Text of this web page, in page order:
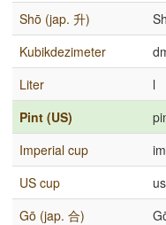
Shō (jap. 升)
Kubikdezimeter
Liter
l
Pint (US)
Imperial cup
US cup
Gō (jap. 合)